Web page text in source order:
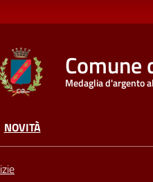
Comune
Medaglia d'argento
NOVITÀ